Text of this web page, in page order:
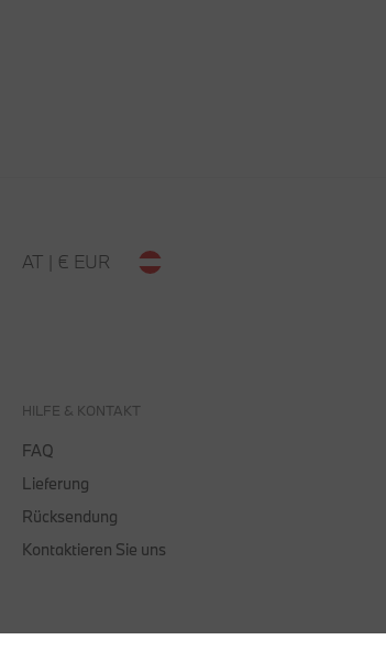
AT | € EUR
HILFE & KONTAKT
FAQ
Lieferung
Rücksendung
Kontaktieren Sie uns